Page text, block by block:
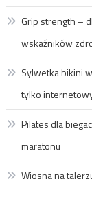
Grip strength –
wskaźników
Sylwetka bikini
tylko
Pilates dla
maratonu
Wiosna na